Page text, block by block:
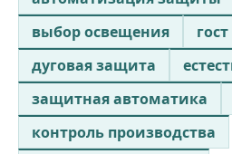
выбор освещения
гост
дуговая защита
защитная автоматика
контроль производства